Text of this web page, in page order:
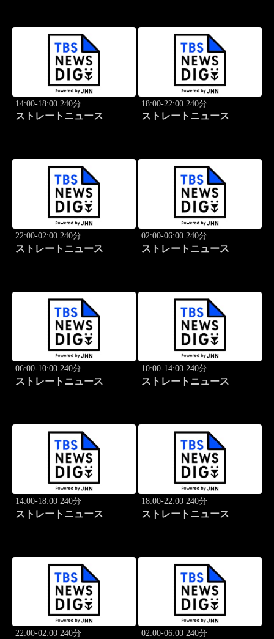
14:00-18:00 240分
ストレートニュース
18:00-22:00 240分
ストレートニュース
22:00-02:00 240分
ストレートニュース
02:00-06:00 240分
ストレートニュース
06:00-10:00 240分
ストレートニュース
10:00-14:00 240分
ストレートニュース
14:00-18:00 240分
ストレートニュース
18:00-22:00 240分
ストレートニュース
22:00-02:00 240分 02:00-06:00 240分